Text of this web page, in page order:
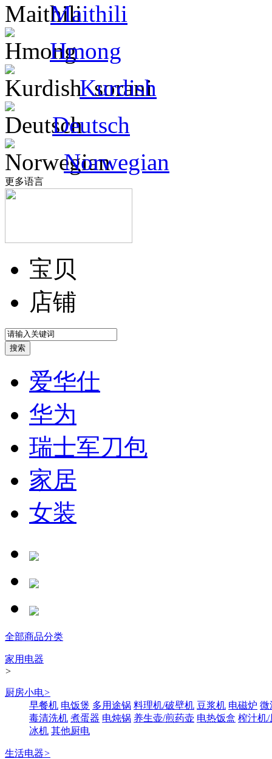
Maithili
Hmong
Kurdish
Deutsch
Norwegian
更多语言
宝贝
店铺
爱华仕
华为
瑞士军刀包
家居
女装
全部商品分类
家用电器
>
厨房小电>
早餐机 电饭煲 多用途锅 料理机/破壁机 豆浆机 电磁炉 微
毒清洗机 煮蛋器 电炖锅 养生壶/煎药壶 电热饭盒 榨汁机/
冰机 其他厨电
生活电器>